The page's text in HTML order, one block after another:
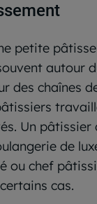
petite
autour
des chaînes
Un
de
ou chef
cas.